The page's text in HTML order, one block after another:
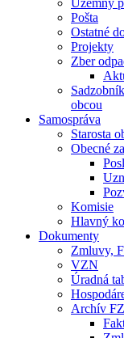
Územný
Pošta
Ostatné
Projekty
Zber
obcou
Samospráva
Starosta
Obecné
Komisie
Hlavný
Dokumenty
Zmluvy,
VZN
Úradná
Archív